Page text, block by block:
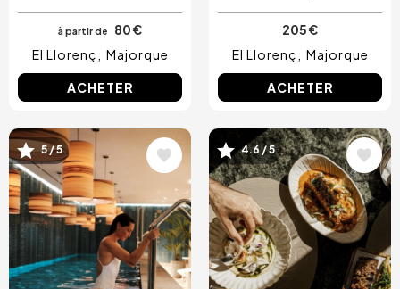
à partir de
80 €
El Llorenç
Majorque
ACHETER
205 €
El Llorenç
Majorque
ACHETER
Image
5 / 5 Image
4.6 / 5